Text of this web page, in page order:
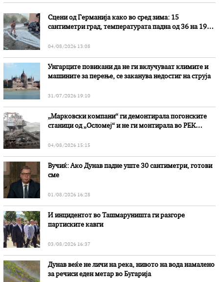
Сцени од Германија како во сред зима: 15
сантиметри град, температурата падна од 36 на 19
04/08/2026 13:08
Унгарците повикани да не ги вклучуваат климите и
машините за перење, се заканува недостиг на струја
31/07/2026 19:10
„Марковски компани“ ги демонтирала погонските
станици од „Осломеј“ и не ги монтирала во РЕК
04/08/2026 15:15
Вучиќ: Ако Дунав падне уште 30 сантиметри, готови
сме
01/08/2026 16:28
И инцидентот во Ташмаруништa ги разгоре
партиските кавги
03/08/2026 16:37
Дунав веќе не личи на река, нивото на вода намалено
за речиси еден метар во Бугарија